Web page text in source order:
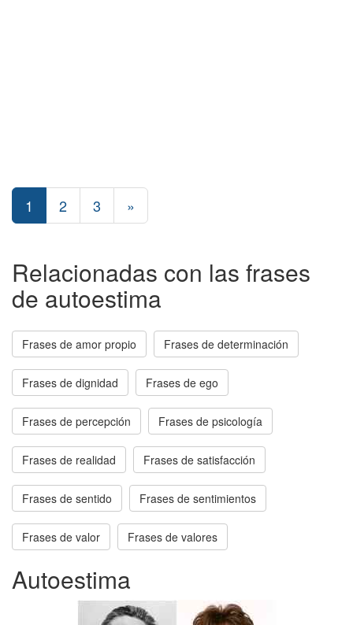
1 2 3 »
Relacionadas con las frases
de autoestima
Frases de amor propio Frases de determinación
Frases de dignidad Frases de ego
Frases de percepción Frases de psicología
Frases de realidad Frases de satisfacción
Frases de sentido Frases de sentimientos
Frases de valor Frases de valores
Autoestima